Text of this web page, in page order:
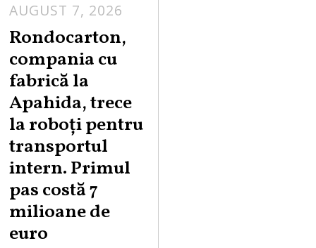
AUGUST 7, 2026
G
T
7
2
Rondocarton,
compania cu
fabrică la
Apahida, trece
la roboți pentru
transportul
intern. Primul
pas costă 7
milioane de
euro